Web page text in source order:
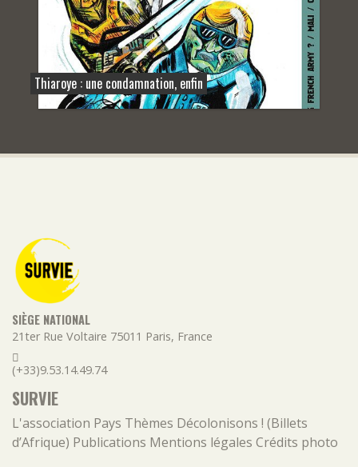
Thiaroye : une condamnation, enfin
SIÈGE NATIONAL
21ter Rue Voltaire 75011 Paris, France
(+33)9.53.14.49.74
SURVIE
L'association Pays Thèmes Décolonisons ! (Billets
d’Afrique) Publications Mentions légales Crédits photo